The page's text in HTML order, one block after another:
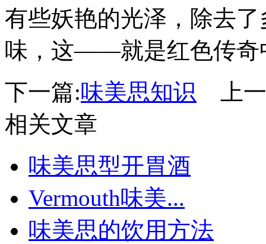
有些妖艳的光泽，除去
味，这——就是红色传奇
下一篇:味美思知识 上
相关文章
味美思型开胃酒
Vermouth味美...
味美思的饮用方法